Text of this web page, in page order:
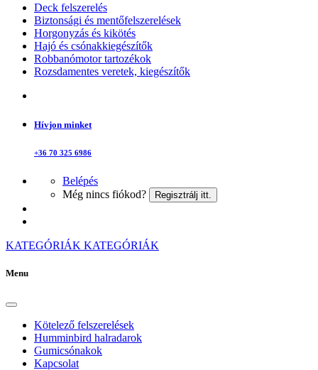
Deck felszerelés
Biztonsági és mentőfelszerelések
Horgonyzás és kikötés
Hajó és csónakkiegészítők
Robbanómotor tartozékok
Rozsdamentes veretek, kiegészítők
Hívjon minket
+36 70 325 6986
Belépés
Még nincs fiókod?
Regisztrálj itt.
KATEGÓRIÁK KATEGÓRIÁK
Menu
Kötelező felszerelések
Humminbird halradarok
Gumicsónakok
Kapcsolat